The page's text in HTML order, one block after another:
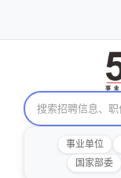
事业单位
国家部委